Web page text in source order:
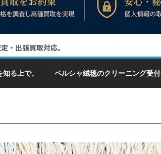
・出張買取対応。
る上で、 ペルシャ絨毯のクリーニング受付